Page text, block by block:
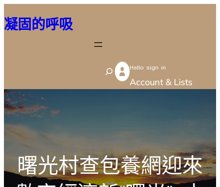
至
容
凝固的呼吸
S
e
Hello sign in
Account & Lists
曙光村查包養網迎來